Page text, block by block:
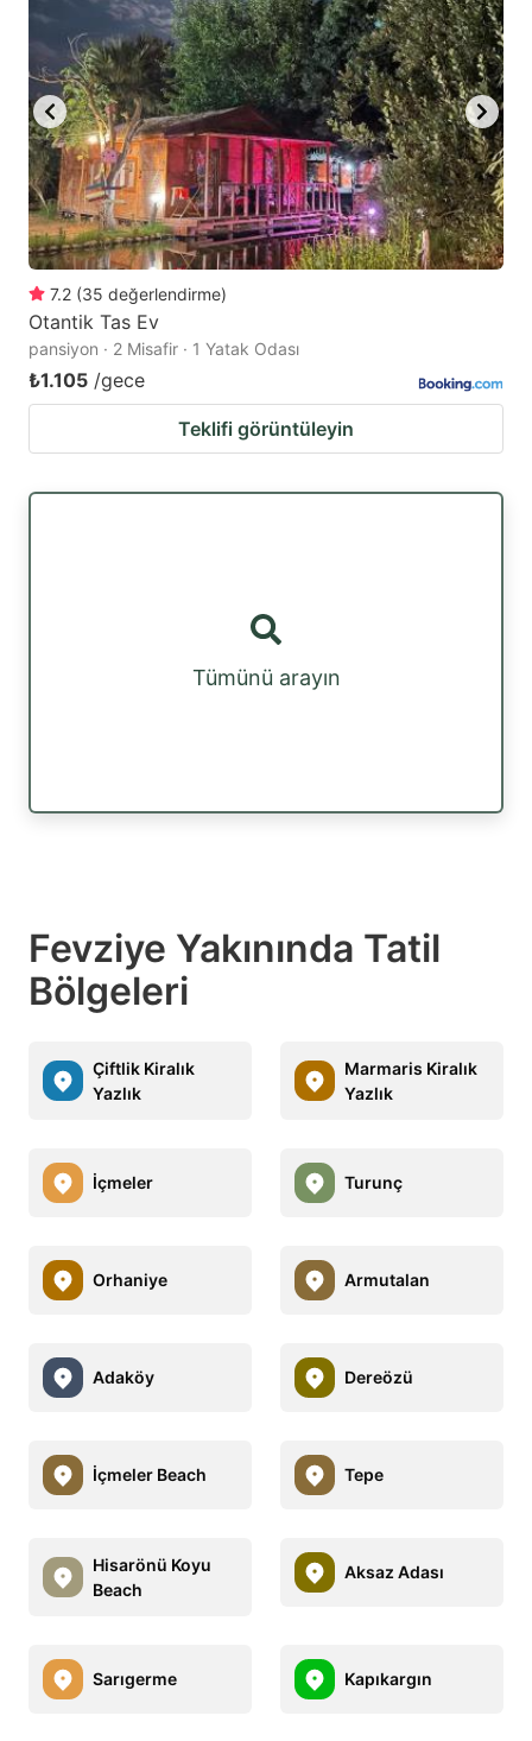
7.2 (35 değerlendirme)
Otantik Tas Ev
pansiyon · 2 Misafir · 1 Yatak Odası
₺1.105 /gece
Teklifi görüntüleyin
Tümünü arayın
Fevziye Yakınında Tatil
Bölgeleri
Çiftlik Kiralık
Yazlık
Marmaris Kiralık
Yazlık
İçmeler Turunç
Orhaniye Armutalan
Adaköy Dereözü
İçmeler Beach Tepe
Hisarönü Koyu
Beach
Aksaz Adası
Sarıgerme Kapıkargın